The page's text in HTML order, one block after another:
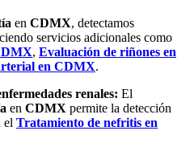
en CDMX, detectamos
servicios adicionales como
, Evaluación de riñones en
en CDMX.
renales: El
en CDMX permite la detección
el Tratamiento de nefritis en